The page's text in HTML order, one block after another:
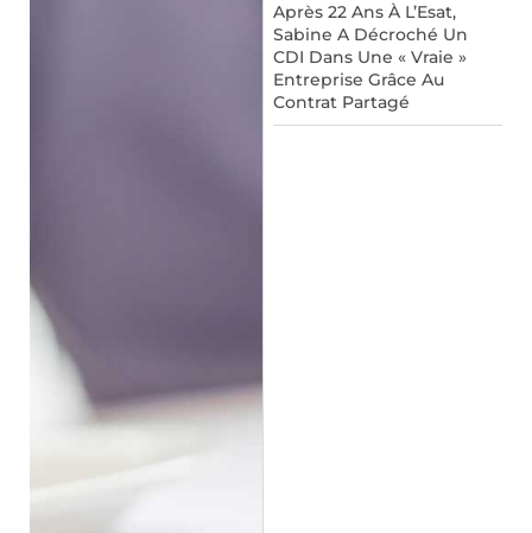
Après 22 Ans À L’Esat,
Sabine A Décroché Un
CDI Dans Une « Vraie »
Entreprise Grâce Au
Contrat Partagé